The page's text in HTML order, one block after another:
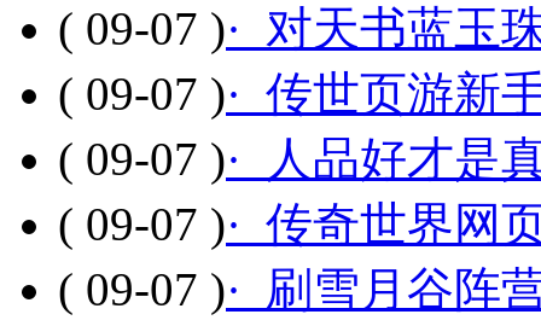
( 09-07 )· 对天书蓝玉
( 09-07 )· 传世页游新
( 09-07 )· 人品好才是
( 09-07 )· 传奇世界网
( 09-07 )· 刷雪月谷阵